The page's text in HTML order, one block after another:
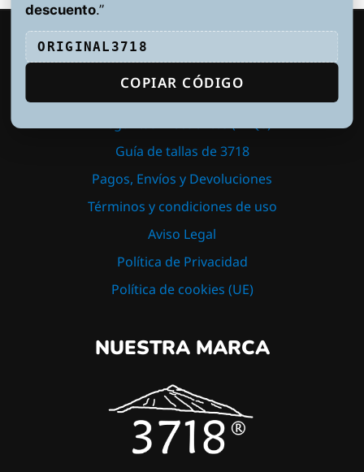
LEGAL
Guía de tallas de 3718
Pagos, Envíos y Devoluciones
Términos y condiciones de uso
Aviso Legal
Política de Privacidad
Política de cookies (UE)
NUESTRA MARCA
descuento.”
ORIGINAL3718
COPIAR CÓDIGO